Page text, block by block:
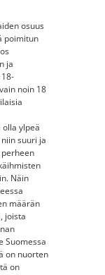
osuus
poimitun
ja
noin 18
olla ylpeä
suuri ja
Näin
määrän
joista
Suomessa
on nuorten
on